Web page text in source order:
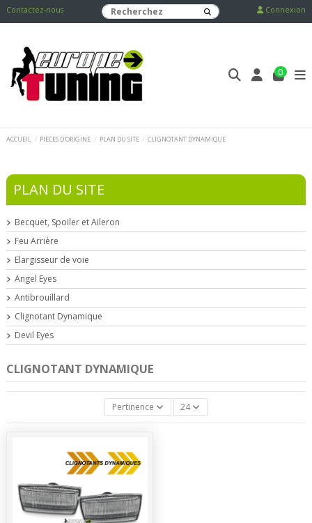
Contactez-nous Connexion
0
ACCUEIL PIECES D'ORIGINE PLAN DU SITE CLIGNOTANT DYNAMIQUE
CLIGNOTANT DYNAMIQUE
Pertinence 24
PLAN DU SITE
Becquet, Spoiler et Aileron
Feu Arrière
Elargisseur de voie
Angel Eyes
Antibrouillard
Clignotant Dynamique
Devil Eyes